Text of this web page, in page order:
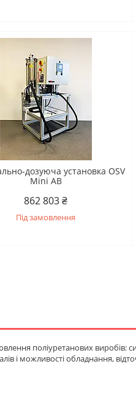
дозуюча установка OSV
Mini AB
862 803 ₴
Під замовлення
поліуретанових виробів:
і можливості обладнання,